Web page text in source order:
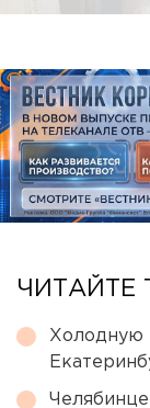
ЧИТАЙТЕ
Холодную